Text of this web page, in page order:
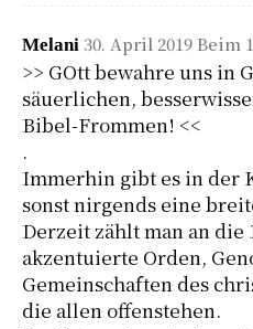
Melani 30. April 2019 Beim
>> GOtt bewahre uns in
säuerlichen,
Bibel-Frommen! <<
.
Immerhin gibt es in der
sonst nirgends eine
Derzeit zählt man an die
akzentuierte Orden,
Gemeinschaften des
die allen offenstehen.